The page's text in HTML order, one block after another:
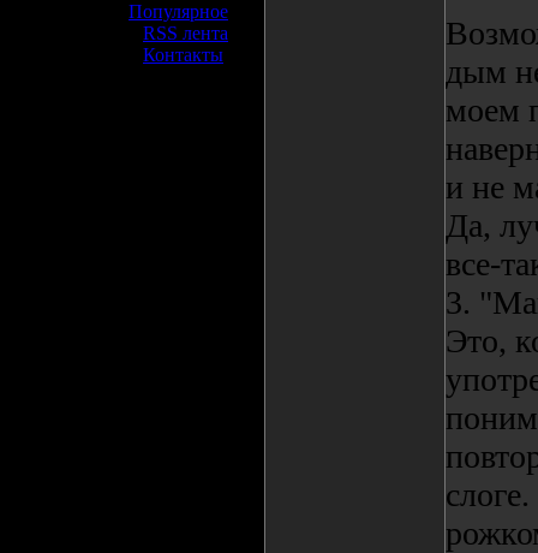
Популярное
RSS лента
Контакты
дым
моем
и не
Да,
все-
3.
Это,